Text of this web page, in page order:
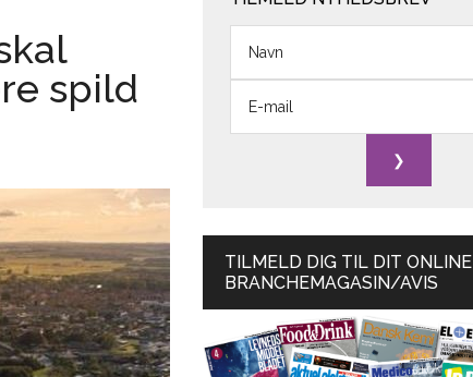
spild
TILMELD DIG TIL DIT ONLINE
BRANCHEMAGASIN/AVIS